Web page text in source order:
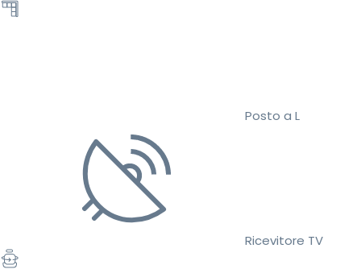
Posto a L
Ricevitore TV